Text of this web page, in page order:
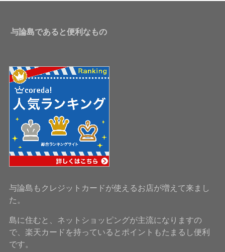
与論島であると便利なもの
与論島もクレジットカードが使えるお店が増えて来まし
た。
島に住むと、ネットショッピングが主流になりますの
で、楽天カードを持っているとポイントもたまるし便利
です。